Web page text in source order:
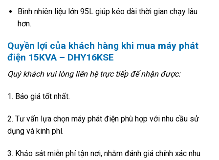
Bình nhiên liệu lớn 95L giúp kéo dài thời gian chạy lâu
hơn.
Quyền lợi của khách hàng khi mua máy phát
điện 15KVA – DHY16KSE
Quý khách vui lòng liên hệ trực tiếp để nhận được:
1. Báo giá tốt nhất.
2. Tư vấn lựa chọn máy phát điện phù hợp với nhu cầu sử
dụng và kinh phí.
3. Khảo sát miễn phí tận nơi, nhằm đánh giá chính xác nhu